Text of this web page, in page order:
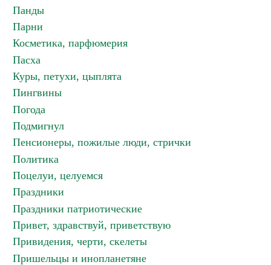
Панды
Парни
Косметика, парфюмерия
Пасха
Куры, петухи, цыплята
Пингвины
Погода
Подмигнул
Пенсионеры, пожилые люди, стрички
Политика
Поцелуи, целуемся
Праздники
Праздники патриотические
Привет, здравствуй, приветствую
Привидения, черти, скелеты
Пришельцы и инопланетяне